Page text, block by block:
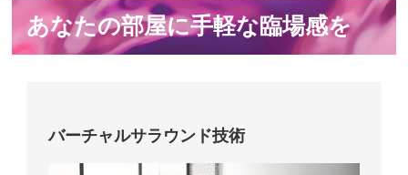
あなたの部屋に手軽な臨場感を
バーチャルサラウンド技術